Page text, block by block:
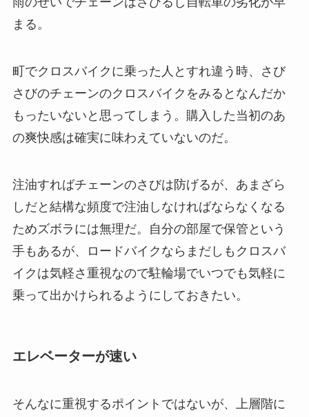
まる。
町でクロスバイクに乗った人とすれ違う時、さび
さびのチェーンのクロスバイクをみるとなんだか
もったいないと思ってしまう。購入した当初のあ
の爽快感は確実に味わえていないのだ。
注油すればチェーンのさびは防げるが、あまざら
しだと結構な頻度で注油しなければならなくなる
ためズボラには無理だ。自分の部屋で保管という
手もあるが、ロードバイクならまだしもクロスバ
イクは気軽さ重視なので駐輪場でいつでも気軽に
乗って出かけられるようにしておきたい。
エレベーターが速い
そんなに重視するポイントではないが、上層階に